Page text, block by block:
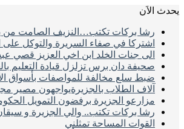
يحدث الاَن
رشا بركات تكتب…النزيف الصامت من
اشتركا في صفاء السريرة والتوكل على
الى جنات الخلد ابن اخي العزيز قصي
صحيفة دان برس تزلزل قيادة التعليم
ضبط سلع مخالفة للمواصفات بأسواق
آلاف الطلاب بالجزيرةيواجهون مصير
مزارعو الجزيرة برفضون التمويل
رشا بركات تكتب.. والي الجزيرة و
القوات المساحة تمثلني